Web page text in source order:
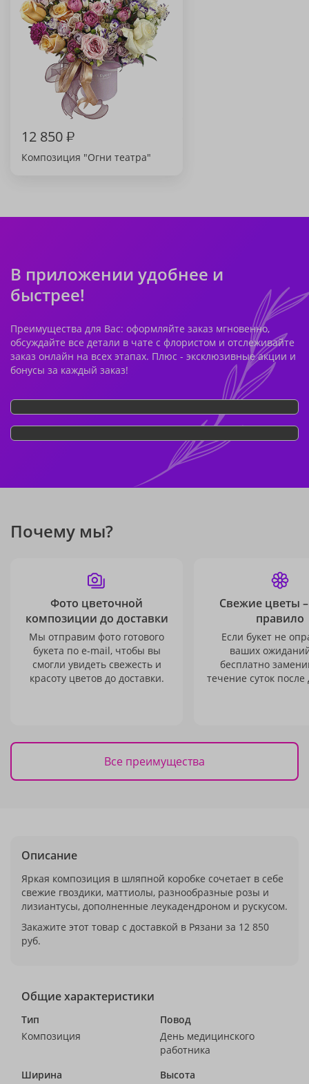
12 850₽
Композиция "Огни театра"
В приложении удобнее и
быстрее!
Преимущества для Вас: оформляйте заказ мгновенно,
обсуждайте все детали в чате с флористом и отслеживайте
заказ онлайн на всех этапах. Плюс - эксклюзивные акции и
бонусы за каждый заказ!
Почему мы?
Фото цветочной
композиции до доставки
Мы отправим фото готового
букета по e-mail, чтобы вы
смогли увидеть свежесть и
красоту цветов до доставки.
Свежие цветы
правило
Если букет не
ваших
бесплатно
течение суток после
Все преимущества
Описание
Яркая композиция в шляпной коробке сочетает в себе
свежие гвоздики, маттиолы, разнообразные розы и
лизиантусы, дополненные леукадендроном и рускусом.
Закажите этот товар с доставкой в Рязани за 12 850
руб.
Общие характеристики
Тип
Композиция
Повод
День медицинского
работника
Ширина
Высота